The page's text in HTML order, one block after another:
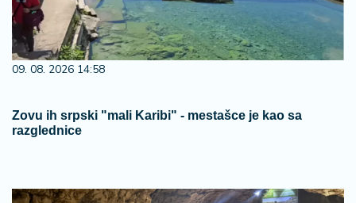
09. 08. 2026 14:58
Zovu ih srpski "mali Karibi" - mestašce je kao sa
razglednice